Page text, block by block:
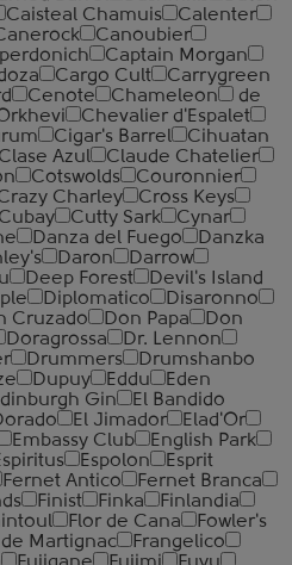
Caisteal Chamuis
Calenter
Canoubier
Captain Morgan
Cargo Cult
Carrygreen
Cenote Chameleon
de
Chevalier d'Espalet
Cigar's Barrel
Cihuatan
Clase Azul
Claude Chatelier
Cotswolds
Couronnier
Charley
Cross Keys
Cubay Cutty Sark
Cynar
Danza del Fuego
Danzka
Daron
Darrow
Deep Forest
Devil's Island
Diplomatico
Disaronno
Cruzado Don Papa
Don
Doragrossa
Dr. Lennon
Drummers
Drumshanbo
Dupuy Eddu
Eden
Gin
El Bandido
El Jimador
Elad'Or
Embassy Club
English Park
Espolon
Esprit
Fernet Antico
Fernet Branca
Finist Finka
Finlandia
Flor de Cana
Fowler's
de Martignac
Frangelico